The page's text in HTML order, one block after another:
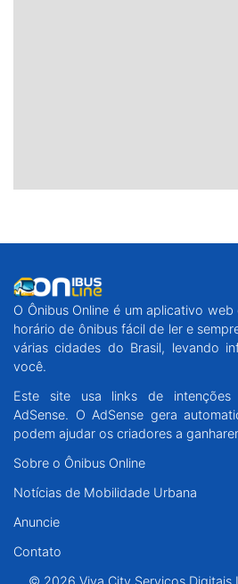
O Ônibus Online é um aplicativo
horário de ônibus fácil de ler e
várias cidades do Brasil, levando
você.
Este site usa links de intenções
AdSense. O AdSense gera
podem ajudar os criadores a
Sobre o Ônibus Online
Notícias de Mobilidade Urbana
Anuncie
Contato